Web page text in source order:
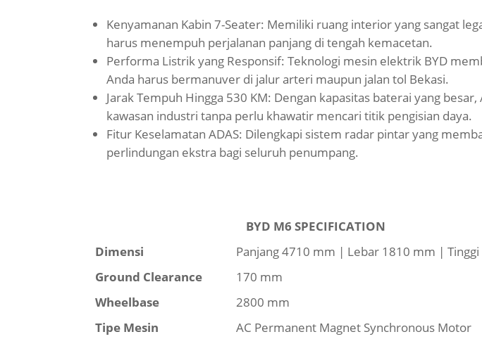
Kenyamanan Kabin 7-Seater: Memiliki ruang interior yang sangat
harus menempuh perjalanan panjang di tengah kemacetan.
Performa Listrik yang Responsif: Teknologi mesin elektrik BYD
Anda harus bermanuver di jalur arteri maupun jalan tol Bekasi.
Jarak Tempuh Hingga 530 KM: Dengan kapasitas baterai yang
kawasan industri tanpa perlu khawatir mencari titik pengisian daya.
Fitur Keselamatan ADAS: Dilengkapi sistem radar pintar yang
perlindungan ekstra bagi seluruh penumpang.
BYD M6 SPECIFICATION
Dimensi
Panjang 4710 mm | Lebar 1810 mm |
Ground Clearance
170 mm
Wheelbase
2800 mm
Tipe Mesin
AC Permanent Magnet Synchronous Motor